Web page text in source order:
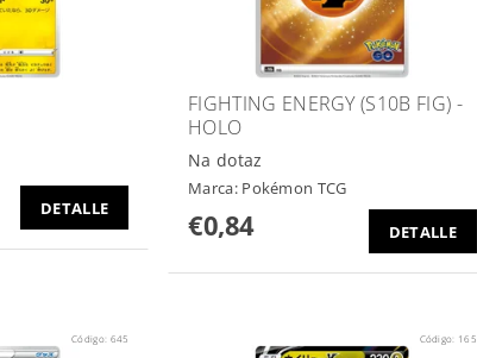
DETALLE
FIGHTING ENERGY (S10B FIG) -
HOLO
Na dotaz
Marca: Pokémon TCG
€0,84 DETALLE
Código: 645 Código: 165